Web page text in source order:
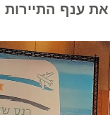
ענף התיירות